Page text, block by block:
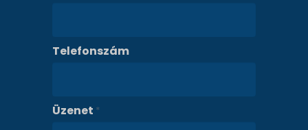
Telefonszám
Üzenet *